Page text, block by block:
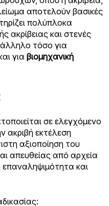
αποτελούν βασικές
πολύπλοκα
ακρίβειας και στενές
τόσο για
για βιομηχανική
σε ελεγχόμενο
ακριβή εκτέλεση
αξιοποίηση του
απευθείας από αρχεία
και